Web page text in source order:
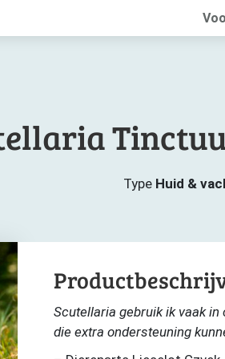
Type Huid &
Scutellaria gebruik ik vaak
die extra ondersteuning